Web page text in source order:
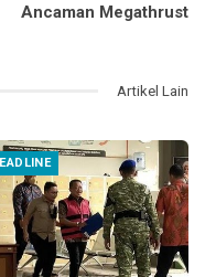
Ancaman Megathrust
Artikel Lain